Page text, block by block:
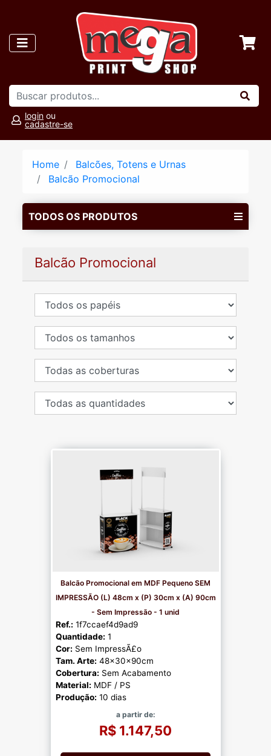
login ou
cadastre-se
Home
Balcões, Totens e Urnas
Balcão Promocional
TODOS OS PRODUTOS
Balcão Promocional
Balcão Promocional em MDF Pequeno SEM
IMPRESSÃO (L) 48cm x (P) 30cm x (A) 90cm
- Sem Impressão - 1 unid
Ref.: 1f7ccaef4d9ad9
Quantidade: 1
Cor: Sem ImpressÃ£o
Tam. Arte: 48x30x90cm
Cobertura: Sem Acabamento
Material: MDF / PS
Produção: 10 dias
a partir de:
R$ 1.147,50